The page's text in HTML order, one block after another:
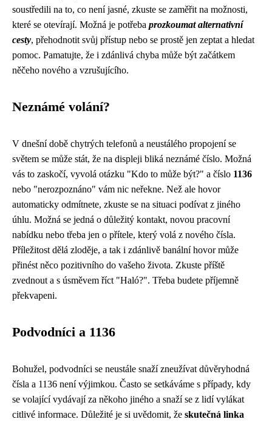
soustředili na to, co není jasné, zkuste se zaměřit na možnosti,
které se otevírají. Možná je potřeba prozkoumat alternativní
cesty, přehodnotit svůj přístup nebo se prostě jen zeptat a hledat
pomoc. Pamatujte, že i zdánlivá chyba může být začátkem
něčeho nového a vzrušujícího.
Neznámé volání?
V dnešní době chytrých telefonů a neustálého propojení se
světem se může stát, že na displeji bliká neznámé číslo. Možná
vás to zaskočí, vyvolá otázku "Kdo to může být?" a číslo 1136
nebo "nerozpoznáno" vám nic neřekne. Než ale hovor
automaticky odmítnete, zkuste se na situaci podívat z jiného
úhlu. Možná se jedná o důležitý kontakt, novou pracovní
nabídku nebo třeba jen o přítele, který volá z nového čísla.
Příležitost dělá zloděje, a tak i zdánlivě banální hovor může
přinést něco pozitivního do vašeho života. Zkuste příště
zvednout a s úsměvem říct "Haló?". Třeba budete příjemně
překvapeni.
Podvodníci a 1136
Bohužel, podvodníci se neustále snaží zneužívat důvěryhodná
čísla a 1136 není výjimkou. Často se setkáváme s případy, kdy
se volající vydávají za někoho jiného a snaží se z lidí vylákat
citlivé informace. Důležité je si uvědomit, že skutečná linka